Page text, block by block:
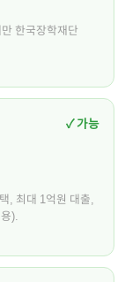
한국장학재단
✓ 가능
, 최대 1억원 대출,
).